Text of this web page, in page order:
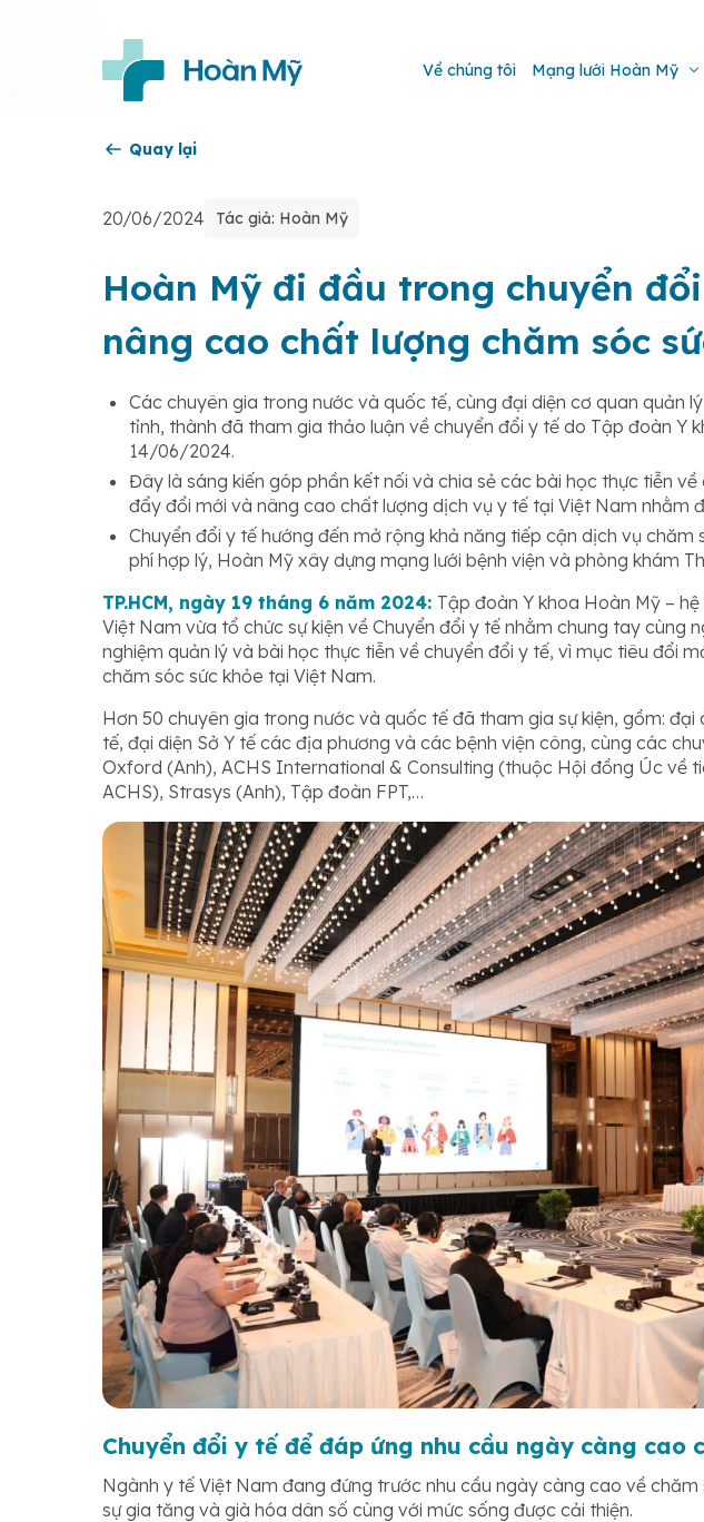
Về chúng tôi Mạng lưới Hoàn Mỹ
Quay lại
20/06/2024 Tác giả: Hoàn Mỹ
Hoàn Mỹ đi đầu trong chuyển
nâng cao chất lượng chăm sóc
Các chuyên gia trong nước và quốc tế, cùng đại diện cơ quan quản
tỉnh, thành đã tham gia thảo luận về chuyển đổi y tế do Tập đoàn Y
14/06/2024.
Đây là sáng kiến góp phần kết nối và chia sẻ các bài học thực tiễn
đẩy đổi mới và nâng cao chất lượng dịch vụ y tế tại Việt Nam nhằm
Chuyển đổi y tế hướng đến mở rộng khả năng tiếp cận dịch vụ chăm
phí hợp lý, Hoàn Mỹ xây dựng mạng lưới bệnh viện và phòng khám
TP.HCM, ngày 19 tháng 6 năm 2024: Tập đoàn Y khoa Hoàn Mỹ –
Việt Nam vừa tổ chức sự kiện về Chuyển đổi y tế nhằm chung tay cùng
nghiệm quản lý và bài học thực tiễn về chuyển đổi y tế, vì mục tiêu đổi
chăm sóc sức khỏe tại Việt Nam.
Hơn 50 chuyên gia trong nước và quốc tế đã tham gia sự kiện, gồm: đại
tế, đại diện Sở Y tế các địa phương và các bệnh viện công, cùng các
Oxford (Anh), ACHS International & Consulting (thuộc Hội đồng Úc về
ACHS), Strasys (Anh), Tập đoàn FPT,…
Chuyển đổi y tế để đáp ứng nhu cầu ngày càng cao
Ngành y tế Việt Nam đang đứng trước nhu cầu ngày càng cao về
sự gia tăng và già hóa dân số cùng với mức sống được cải thiện.